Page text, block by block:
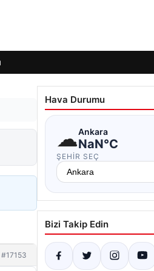
#17153
Hava Durumu
☁Ankara
NaN°C
ŞEHIR SEÇ
Bizi Takip Edin